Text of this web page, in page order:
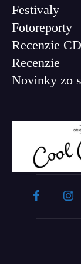
Festivaly
Fotoreporty
Recenzie CD
Recenzie
Novinky zo